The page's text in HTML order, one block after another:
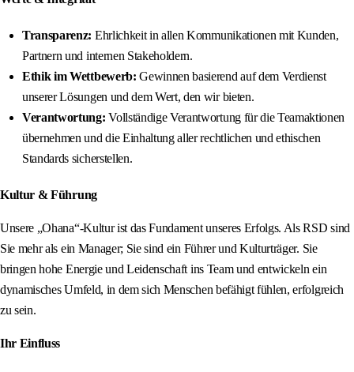
Transparenz: Ehrlichkeit in allen Kommunikationen mit Kunden,
Partnern und internen Stakeholdern.
Ethik im Wettbewerb: Gewinnen basierend auf dem Verdienst
unserer Lösungen und dem Wert, den wir bieten.
Verantwortung: Vollständige Verantwortung für die Teamaktionen
übernehmen und die Einhaltung aller rechtlichen und ethischen
Standards sicherstellen.
Kultur & Führung
Unsere „Ohana“-Kultur ist das Fundament unseres Erfolgs. Als RSD sind
Sie mehr als ein Manager; Sie sind ein Führer und Kulturträger. Sie
bringen hohe Energie und Leidenschaft ins Team und entwickeln ein
dynamisches Umfeld, in dem sich Menschen befähigt fühlen, erfolgreich
zu sein.
Ihr Einfluss